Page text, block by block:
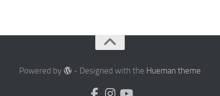
Powered by - Designed with the Hueman theme